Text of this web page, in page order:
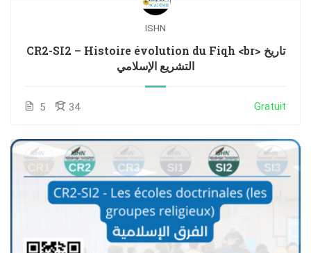
ISHN
CR2-SI2 – Histoire évolution du Fiqh <br> تاريخ
التشريع الإسلامي
5 34 Gratuit